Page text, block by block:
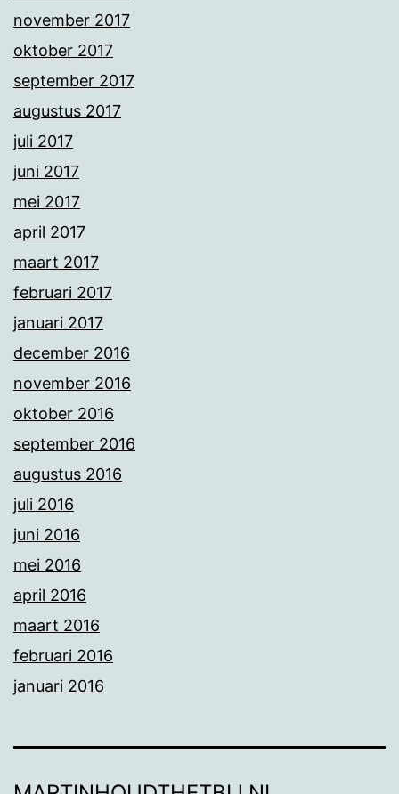
november 2017
oktober 2017
september 2017
augustus 2017
juli 2017
juni 2017
mei 2017
april 2017
maart 2017
februari 2017
januari 2017
december 2016
november 2016
oktober 2016
september 2016
augustus 2016
juli 2016
juni 2016
mei 2016
april 2016
maart 2016
februari 2016
januari 2016